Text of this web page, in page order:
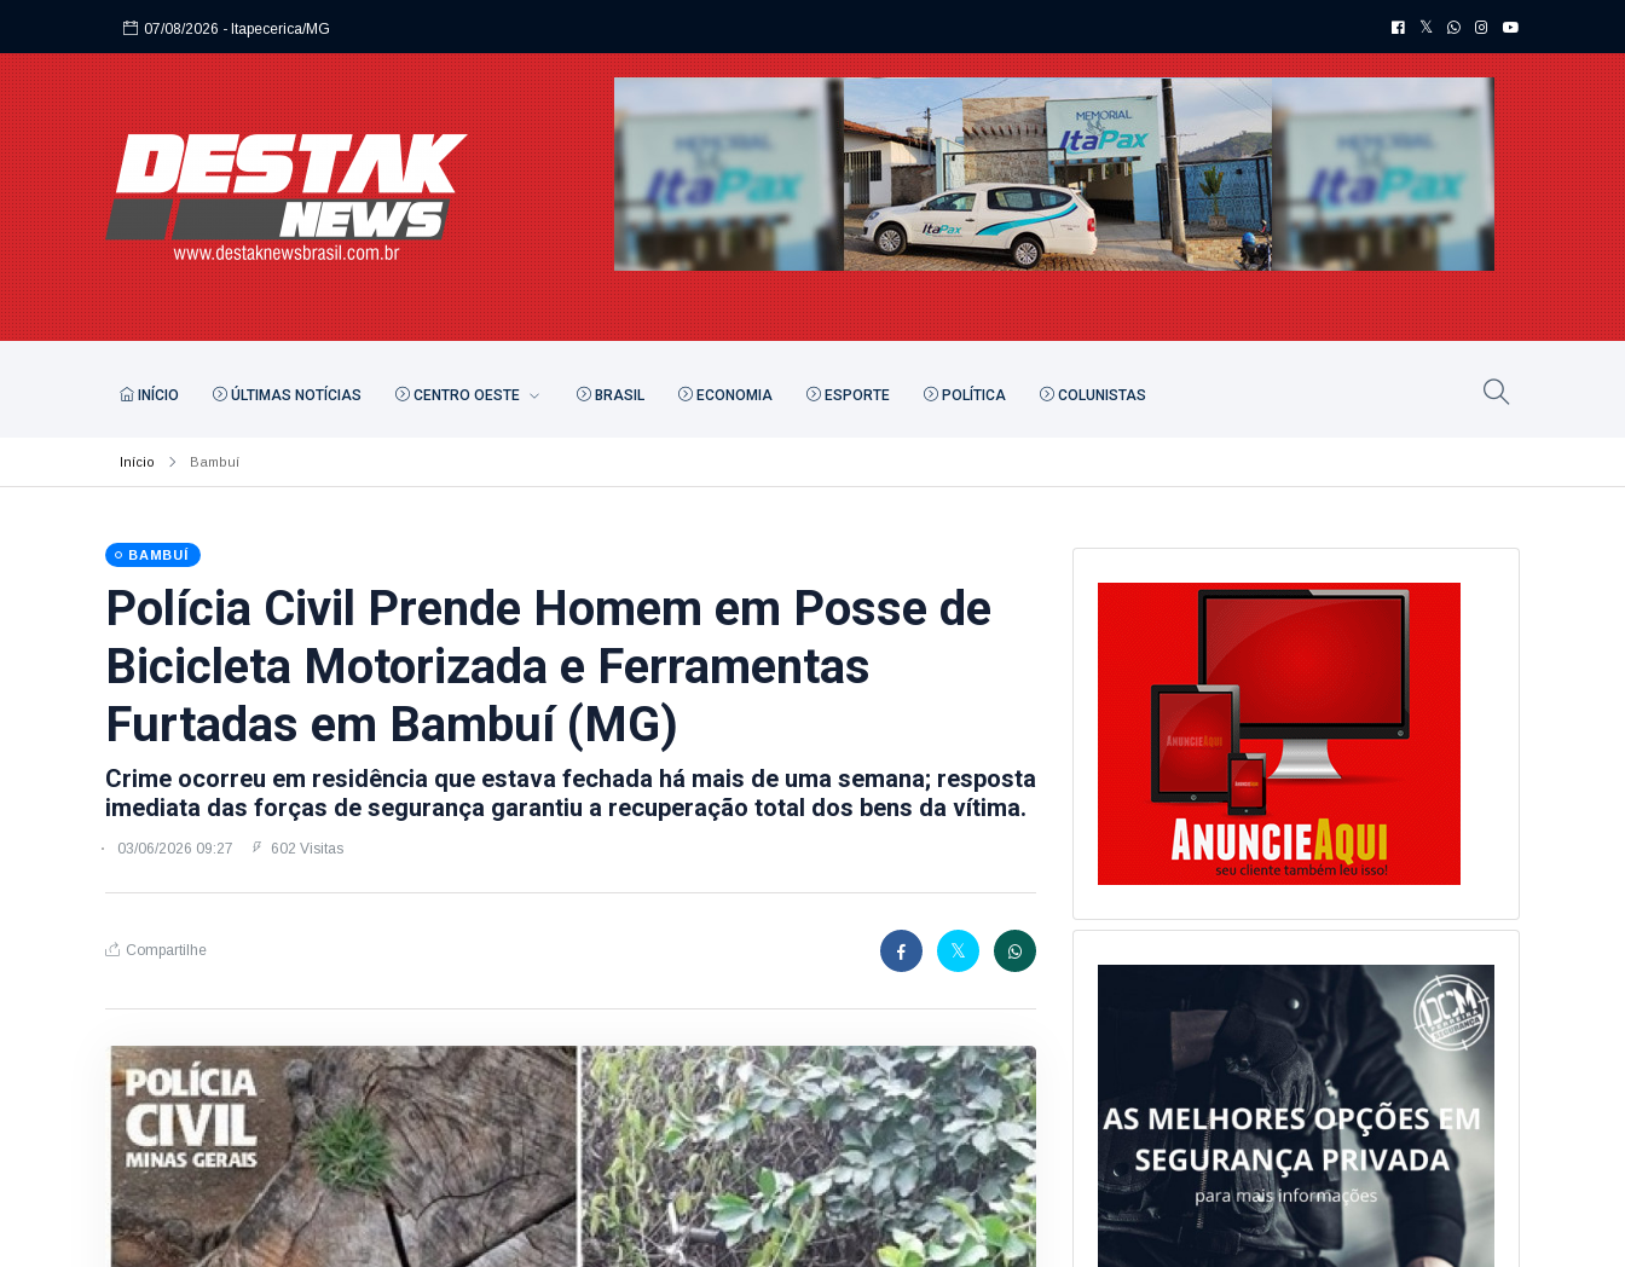
07/08/2026 - Itapecerica/MG
INÍCIO ÚLTIMAS NOTÍCIAS CENTRO OESTE BRASIL ECONOMIA ESPORTE POLÍTICA COLUNISTAS
Início Bambuí
BAMBUÍ
Polícia Civil Prende Homem em Posse de
Bicicleta Motorizada e Ferramentas
Furtadas em Bambuí (MG)
Crime ocorreu em residência que estava fechada há mais de uma semana; resposta
imediata das forças de segurança garantiu a recuperação total dos bens da vítima.
03/06/2026 09:27 602 Visitas
Compartilhe